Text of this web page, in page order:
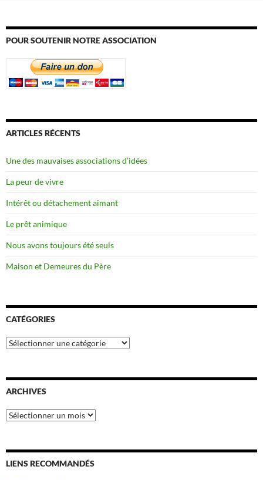
POUR SOUTENIR NOTRE ASSOCIATION
ARTICLES RÉCENTS
Une des mauvaises associations d’idées
La peur de vivre
Intérêt ou détachement aimant
Le prêt animique
Nous avons toujours été seuls
Maison et Demeures du Père
CATÉGORIES
Catégories
ARCHIVES
Archives
LIENS RECOMMANDÉS